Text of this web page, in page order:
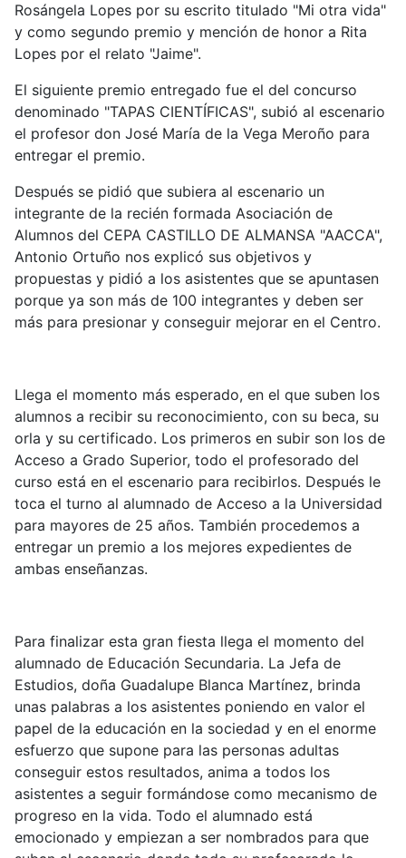
Rosángela Lopes por su escrito titulado "Mi otra vida"
y como segundo premio y mención de honor a Rita
Lopes por el relato "Jaime".
El siguiente premio entregado fue el del concurso
denominado "TAPAS CIENTÍFICAS", subió al escenario
el profesor don José María de la Vega Meroño para
entregar el premio.
Después se pidió que subiera al escenario un
integrante de la recién formada Asociación de
Alumnos del CEPA CASTILLO DE ALMANSA "AACCA",
Antonio Ortuño nos explicó sus objetivos y
propuestas y pidió a los asistentes que se apuntasen
porque ya son más de 100 integrantes y deben ser
más para presionar y conseguir mejorar en el Centro.
Llega el momento más esperado, en el que suben los
alumnos a recibir su reconocimiento, con su beca, su
orla y su certificado. Los primeros en subir son los de
Acceso a Grado Superior, todo el profesorado del
curso está en el escenario para recibirlos. Después le
toca el turno al alumnado de Acceso a la Universidad
para mayores de 25 años. También procedemos a
entregar un premio a los mejores expedientes de
ambas enseñanzas.
Para finalizar esta gran fiesta llega el momento del
alumnado de Educación Secundaria. La Jefa de
Estudios, doña Guadalupe Blanca Martínez, brinda
unas palabras a los asistentes poniendo en valor el
papel de la educación en la sociedad y en el enorme
esfuerzo que supone para las personas adultas
conseguir estos resultados, anima a todos los
asistentes a seguir formándose como mecanismo de
progreso en la vida. Todo el alumnado está
emocionado y empiezan a ser nombrados para que